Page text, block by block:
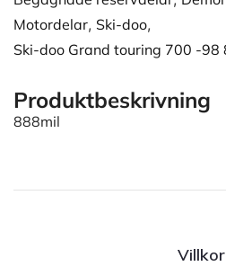
Motordelar, Ski-doo,
Ski-doo Grand touring 700 -98
Produktbeskrivning
888mil
Villkor